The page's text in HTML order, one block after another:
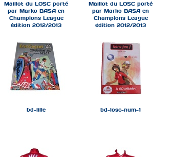
Maillot du LOSC porté
par Marko BASA en
Champions League
édition 2012/2013
Maillot du LOSC porté
par Marko BASA en
Champions League
édition 2012/2013
bd-lille bd-losc-num-1